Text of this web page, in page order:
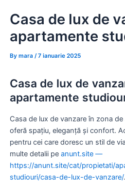
Casa de lux de
apartamente
By mara /7 ianuarie 2025
Casa de lux de
apartamente
Casa de lux de vanzare în zona
oferă spațiu, eleganță și confort.
pentru cei care doresc un stil de
multe detalii pe anunt.site —
https://anunt.site/cat/propietati/
studiouri/casa-de-lux-de-vanzare/.